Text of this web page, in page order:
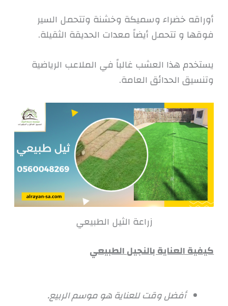
أوراقه خضراء وسميكة وخشنة وتتحمل السير
فوقها و تتحمل أيضاً معدات الحديقة الثقيلة.
يستخدم هذا العشب غالباً في الملاعب الرياضية
وتنسيق الحدائق العامة.
زراعة الثيل الطبيعي
كيفية العناية بالنجيل الطبيعي
أفضل وقت للعناية هو موسم الربيع.